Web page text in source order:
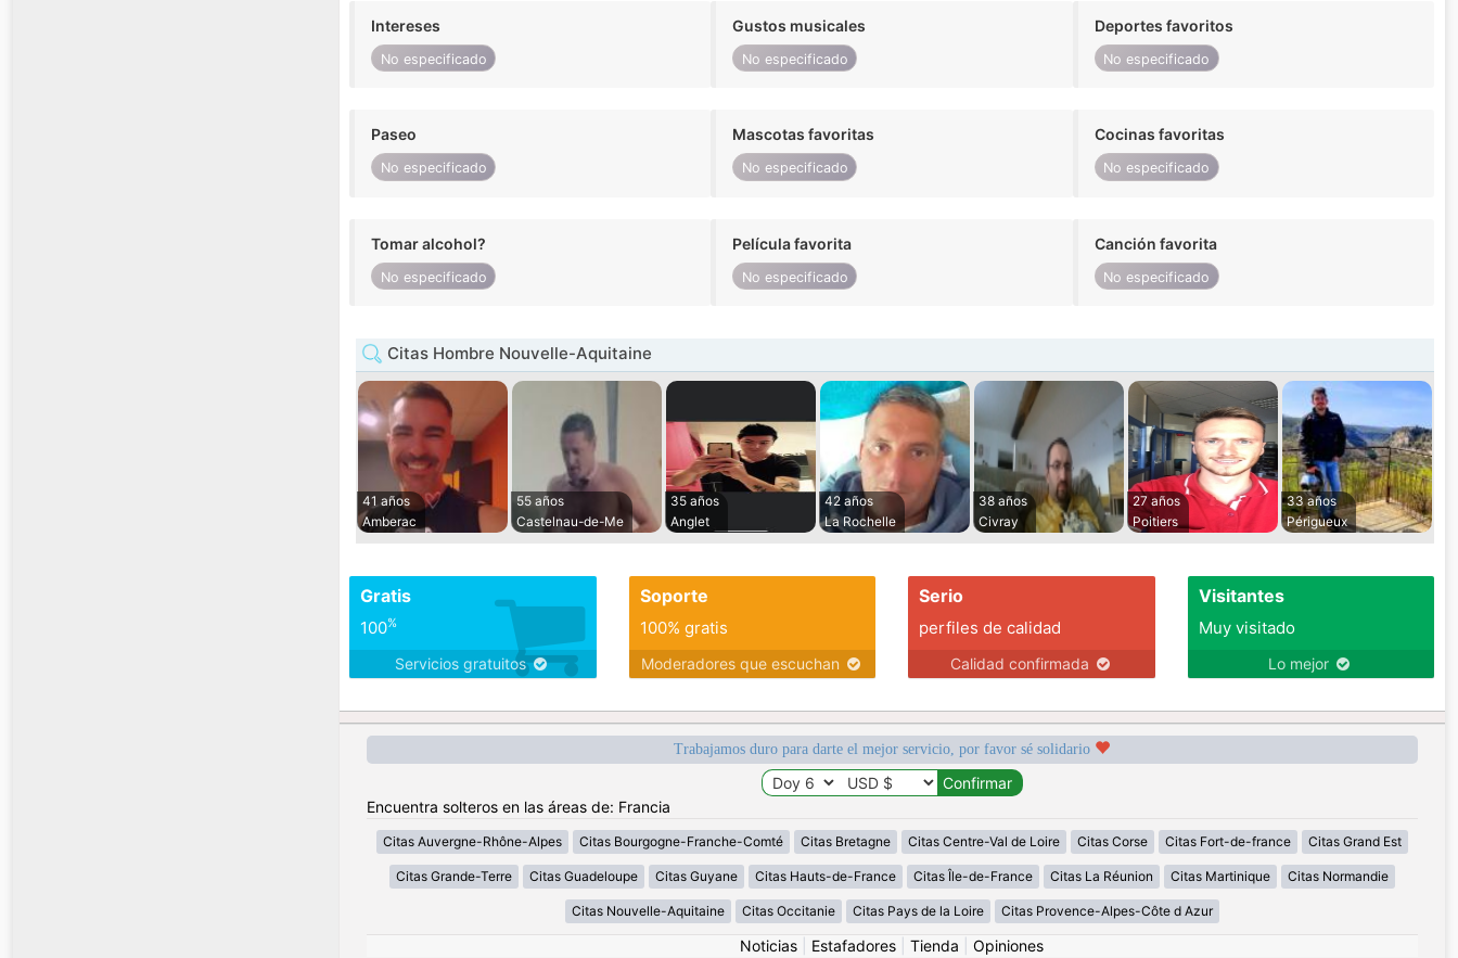
Intereses
No especificado
Gustos musicales
No especificado
Deportes favoritos
No especificado
Paseo
No especificado
Mascotas favoritas
No especificado
Cocinas favoritas
No especificado
Tomar alcohol?
No especificado
Película favorita
No especificado
Canción favorita
No especificado
Citas Hombre Nouvelle-Aquitaine
41 años
Amberac
55 años
Castelnau-de-Me
35 años
Anglet
42 años
La Rochelle
38 años
Civray
27 años
Poitiers
33 años
Périgueux
Gratis
100%
Servicios gratuitos
Soporte
100% gratis
Moderadores que escuchan
Serio
perfiles de calidad
Calidad confirmada
Visitantes
Muy visitado
Lo mejor
Trabajamos duro para darte el mejor servicio, por favor sé solidario
Encuentra solteros en las áreas de: Francia
Citas Auvergne-Rhône-Alpes Citas Bourgogne-Franche-Comté Citas Bretagne Citas Centre-Val de Loire Citas Corse Citas Fort-de-france Citas Grand Est
Citas Grande-Terre Citas Guadeloupe Citas Guyane Citas Hauts-de-France Citas Île-de-France Citas La Réunion Citas Martinique Citas Normandie
Citas Nouvelle-Aquitaine Citas Occitanie Citas Pays de la Loire Citas Provence-Alpes-Côte d Azur
Noticias Estafadores Tienda Opiniones